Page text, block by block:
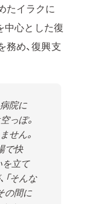
たイラクに
中心とした復
め、復興支
院に
っぽ。
せん。
で快
を立て
そんな
の間に